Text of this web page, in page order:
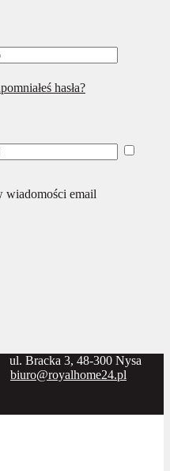
hasła?
wiadomości email
ul. Bracka 3, 48-300 Nysa
biuro@royalhome24.pl